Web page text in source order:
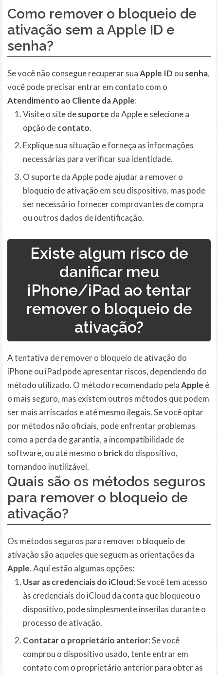
Como remover o bloqueio de
ativação sem a Apple ID e
senha?
Se você não consegue recuperar suaApple ID ou senha,
você pode precisar entrar em contato com o
Atendimento ao Cliente da Apple:
Visite o site desuporte da Apple e selecione a
opção decontato.
Explique sua situação e forneça as informações
necessárias para verificar sua identidade.
O suporte da Apple pode ajudar a remover o
bloqueio de ativação em seu dispositivo, mas pode
ser necessário fornecer comprovantes de compra
ou outros dados de identificação.
Existe algum risco de
danificar meu
iPhone/iPad ao tentar
remover o bloqueio de
ativação?
A tentativa de remover o bloqueio de ativação do
iPhone ou iPad pode apresentar riscos, dependendo do
método utilizado. O método recomendado pelaApple é
o mais seguro, mas existem outros métodos que podem
ser mais arriscados e até mesmo ilegais. Se você optar
por métodos não oficiais, pode enfrentar problemas
como a perda de garantia, a incompatibilidade de
software, ou até mesmo o brickdo dispositivo,
tornandoo inutilizável.
Quais são os métodos seguros
para remover o bloqueio de
ativação?
Os métodos seguros para remover o bloqueio de
ativação são aqueles que seguem as orientações da
Apple. Aqui estão algumas opções:
Usar as credenciais do iCloud: Se você tem acesso
às credenciais do iCloud da conta que bloqueou o
dispositivo, pode simplesmente inserilas durante o
processo de ativação.
Contatar o proprietário anterior: Se você
comprou o dispositivo usado, tente entrar em
contato com o proprietário anterior para obter as